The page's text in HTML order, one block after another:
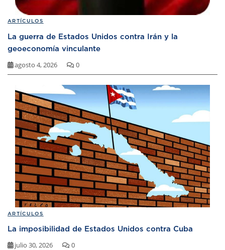
ARTÍCULOS
La guerra de Estados Unidos contra Irán y la
geoeconomía vinculante
agosto 4, 2026 0
ARTÍCULOS
La imposibilidad de Estados Unidos contra Cuba
julio 30, 2026 0